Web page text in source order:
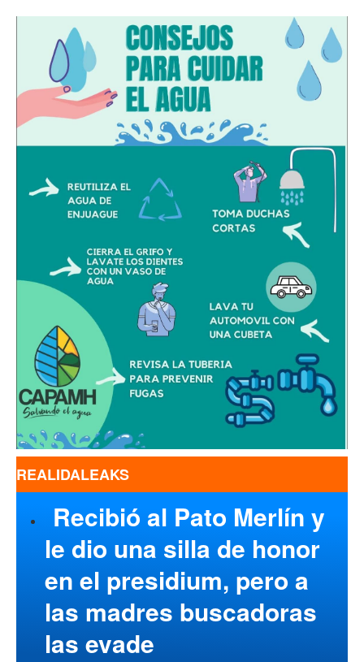
REALIDALEAKS
Recibió al Pato Merlín y
le dio una silla de honor
en el presidium, pero a
las madres buscadoras
las evade